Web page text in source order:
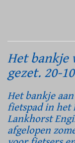
Het bankje
gezet. 20-
Het bankje
fietspad in het
Lankhorst
afgelopen